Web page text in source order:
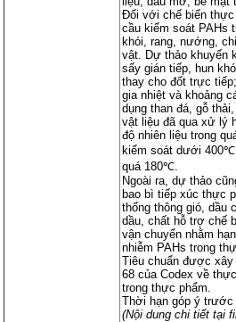
Đối với chế biến
cầu kiểm soát PAHs
khói, rang, nướng,
vật. Dự thảo khuyến
sấy gián tiếp, hun
thay cho đốt trực
gia nhiệt và khoảng
dụng than đá, gỗ
vật liệu đã qua xử lý
độ nhiên liệu trong
kiểm soát dưới
quá 180℃.
Ngoài ra, dự thảo
bao bì tiếp xúc thực
thống thông gió, dầu
dầu, chất hỗ trợ chế
vận chuyển nhằm
nhiễm PAHs trong
Tiêu chuẩn được
68 của Codex về
trong thực phẩm.
Thời hạn góp ý trước
(Nội dung chi tiết tại